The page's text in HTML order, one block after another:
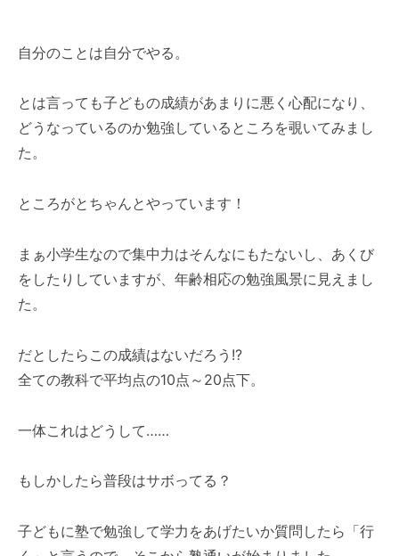
自分のことは自分でやる。
とは言っても子どもの成績があまりに悪く心配になり、
どうなっているのか勉強しているところを覗いてみまし
た。
ところがとちゃんとやっています！
まぁ小学生なので集中力はそんなにもたないし、あくび
をしたりしていますが、年齢相応の勉強風景に見えまし
た。
だとしたらこの成績はないだろう!?
全ての教科で平均点の10点～20点下。
一体これはどうして……
もしかしたら普段はサボってる？
子どもに塾で勉強して学力をあげたいか質問したら「行